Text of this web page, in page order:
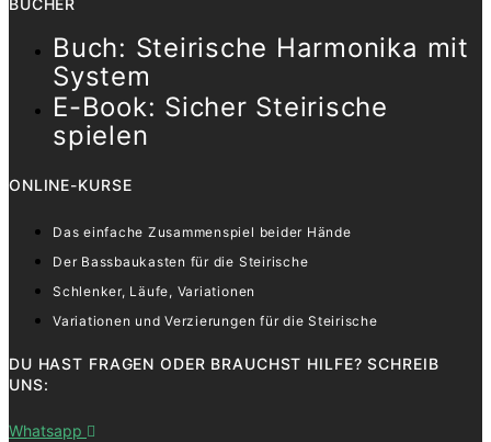
Buch: Steirische Harmonika mit
System
E-Book: Sicher Steirische
spielen
ONLINE-KURSE
Das einfache Zusammenspiel beider Hände
Der Bassbaukasten für die Steirische
Schlenker, Läufe, Variationen
Variationen und Verzierungen für die Steirische
DU HAST FRAGEN ODER BRAUCHST HILFE? SCHREIB
UNS:
Whatsapp